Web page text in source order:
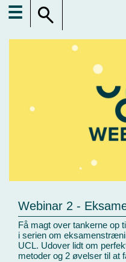
☰
Webinar 2 -
Få magt over tankerne op
i serien om
UCL. Udover lidt om
metoder og 2 øvelser til at